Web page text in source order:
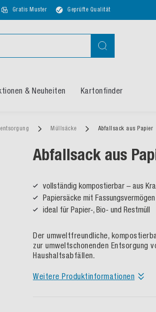
Gratis Muster Geprüfte Qualität
Suche
& Neuheiten Kartonfinder
Müllsäcke Abfallsack aus Papier
Abfallsack aus
vollständig kompostierbar – aus
Papiersäcke mit
ideal für Papier-, Bio- und Restmüll
Der umweltfreundliche,
zur umweltschonenden Entsorgung
Haushaltsabfällen.
Weitere Produktinformationen